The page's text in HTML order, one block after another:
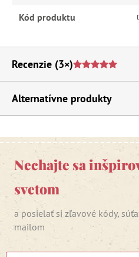
Kód produktu
Recenzie (3×)
Alternatívne produkty
Nechajte sa
svetom
a posielať si zľavové kódy,
mailom